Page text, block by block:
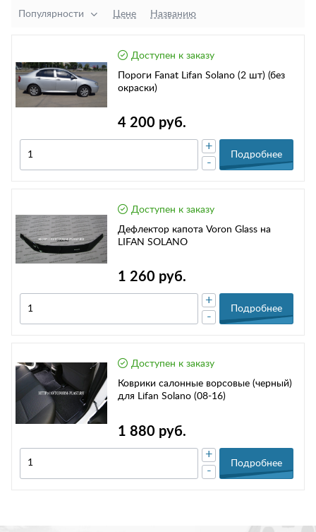
Популярности Цене Названию
Доступен к заказу
Пороги Fanat Lifan Solano (2 шт) (без
окраски)
4 200 руб.
-
+
Подробнее
Доступен к заказу
Дефлектор капота Voron Glass на
LIFAN SOLANO
1 260 руб.
-
+
Подробнее
Доступен к заказу
Коврики салонные ворсовые (черный)
для Lifan Solano (08-16)
1 880 руб.
-
+
Подробнее